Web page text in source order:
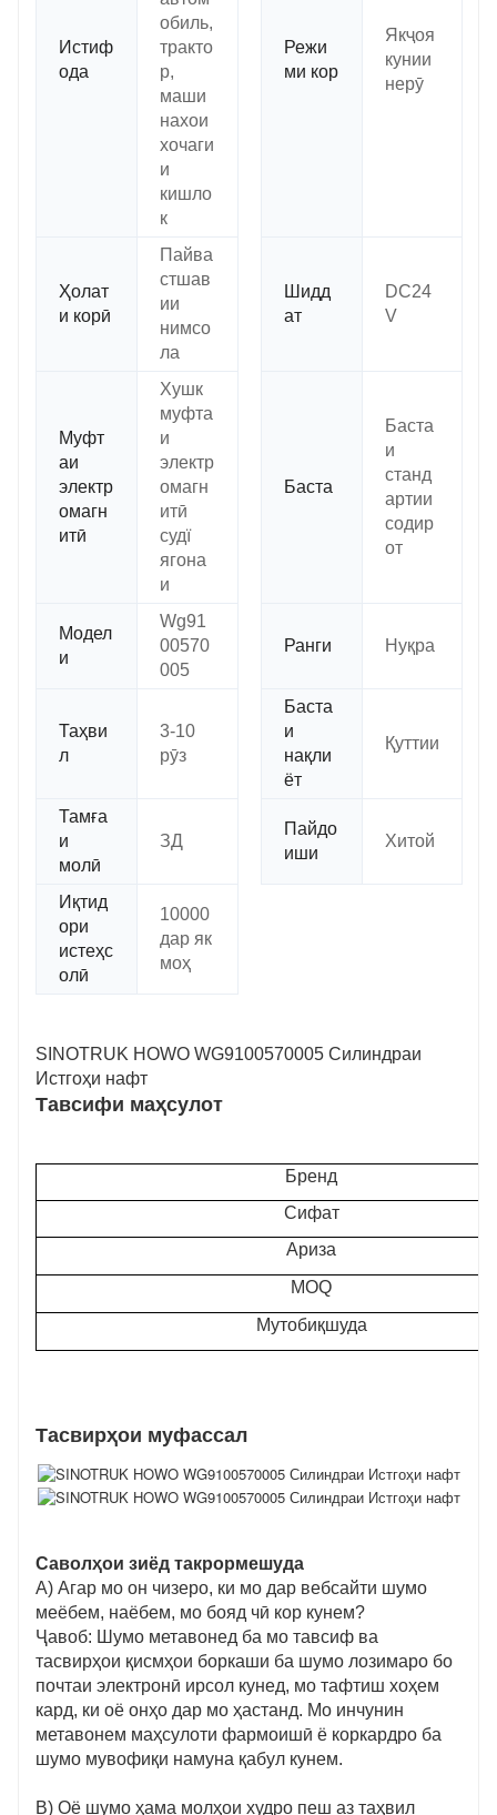
Истиф
ода
обиль,
тракто
р,
маши
нахои
хочаги
и
кишло
к
Режи
ми кор
Якҷоя
кунии
нерӯ
Ҳолат
и корӣ
Пайва
стшав
ии
нимсо
ла
Шидд
ат
DC24
V
Муфт
аи
электр
омагн
итӣ
Хушк
муфта
и
электр
омагн
итӣ
судї
ягона
и
Баста
Баста
и
станд
артии
содир
от
Модел
и
Wg91
00570
005
Ранги Нуқра
Таҳви
л
3-10
рӯз
Баста
и
нақли
ёт
Қуттии
Тамға
и
молӣ
ЗД
Пайдо
иши
Хитой
Иқтид
ори
истеҳс
олӣ
10000
дар як
моҳ
SINOTRUK HOWO WG9100570005 Силиндраи
Истгоҳи нафт
Тавсифи маҳсулот
Бренд
Сифат
Ариза
MOQ
Мутобиқшуда
Тасвирҳои муфассал
Саволҳои зиёд такрормешуда
A) Агар мо он чизеро, ки мо дар вебсайти шумо
меёбем, наёбем, мо бояд чӣ кор кунем?
Ҷавоб: Шумо метавонед ба мо тавсиф ва
тасвирҳои қисмҳои боркаши ба шумо лозимаро бо
почтаи электронӣ ирсол кунед, мо тафтиш хоҳем
кард, ки оё онҳо дар мо ҳастанд. Мо инчунин
метавонем маҳсулоти фармоишӣ ё коркардро ба
шумо мувофиқи намуна қабул кунем.
B) Оё шумо ҳама молҳои худро пеш аз таҳвил